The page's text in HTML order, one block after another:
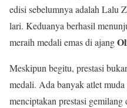
edisi sebelumnya adalah Lalu
lari. Keduanya berhasil
meraih medali emas di ajang
Meskipun begitu, prestasi
medali. Ada banyak atlet
menciptakan prestasi